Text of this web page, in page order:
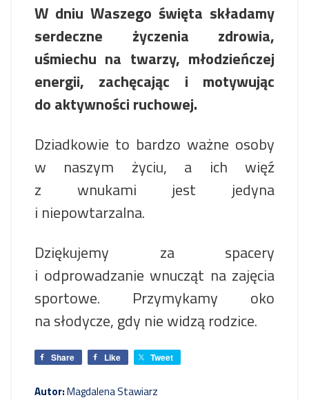
W dniu Waszego święta składamy
serdeczne życzenia zdrowia,
uśmiechu na twarzy, młodzieńczej
energii, zachęcając i motywując
do aktywności ruchowej.
Dziadkowie to bardzo ważne osoby
w naszym życiu, a ich więź
z wnukami jest jedyna
i niepowtarzalna.
Dziękujemy za spacery
i odprowadzanie wnucząt na zajęcia
sportowe. Przymykamy oko
na słodycze, gdy nie widzą rodzice.
Share Like Tweet
Autor:Magdalena Stawiarz